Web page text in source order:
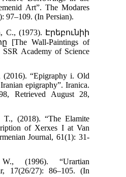
Art”. The Modares
97–109. (In Persian).
C., (1973). Էրեբունիի
Wall-Paintings of
Academy of Science
“Epigraphy i. Old
epigraphy”. Iranica.
Retrieved August 28,
(2018). “The Elamite
of Xerxes I at Van
Journal, 61(1): 31-
(1996). “Urartian
17(26/27): 86–105. (In